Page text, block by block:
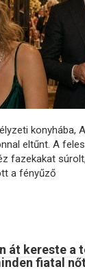
konyhába,
eltűnt. A
fazekakat
a fényűző
át kereste a
fiatal